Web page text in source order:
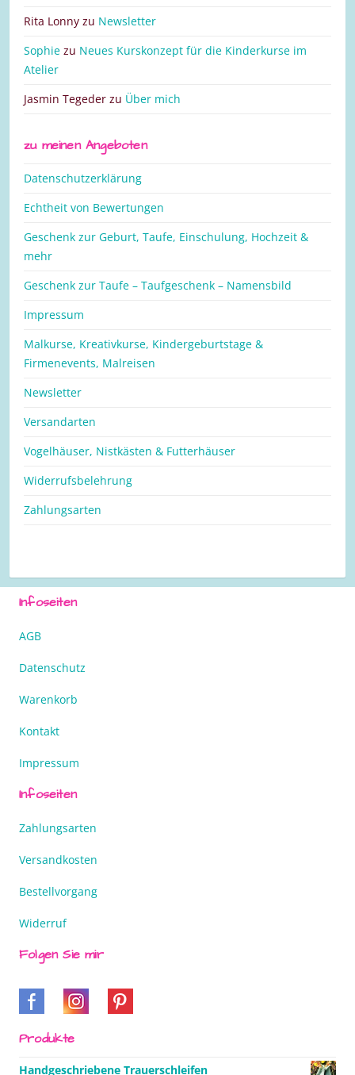
Rita Lonny zu Newsletter
Sophie zu Neues Kurskonzept für die Kinderkurse im
Atelier
Jasmin Tegeder zu Über mich
zu meinen Angeboten
Datenschutzerklärung
Echtheit von Bewertungen
Geschenk zur Geburt, Taufe, Einschulung, Hochzeit &
mehr
Geschenk zur Taufe – Taufgeschenk – Namensbild
Impressum
Malkurse, Kreativkurse, Kindergeburtstage &
Firmenevents, Malreisen
Newsletter
Versandarten
Vogelhäuser, Nistkästen & Futterhäuser
Widerrufsbelehrung
Zahlungsarten
Infoseiten
AGB
Datenschutz
Warenkorb
Kontakt
Impressum
Infoseiten
Zahlungsarten
Versandkosten
Bestellvorgang
Widerruf
Folgen Sie mir
Produkte
Handgeschriebene Trauerschleifen